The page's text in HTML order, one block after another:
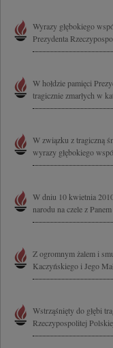
Wyrazy głębokiego
Prezydenta
W hołdzie pamięci
tragicznie zmarłych w
W związku z tragiczną
wyrazy głębokiego
W dniu 10 kwietnia
narodu na czele z
Z ogromnym żalem i
Kaczyńskiego i Jego
Wstrząśnięty do głębi
Rzeczypospolitej